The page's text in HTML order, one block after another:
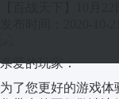
亲爱的玩家：
为了您更好的游戏